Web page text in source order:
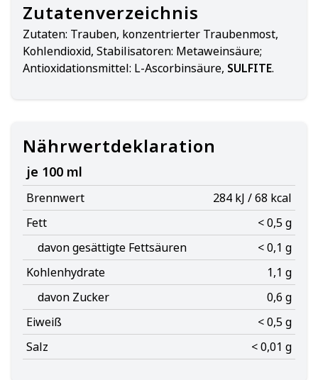
Zutatenverzeichnis
Zutaten: Trauben, konzentrierter Traubenmost,
Kohlendioxid, Stabilisatoren: Metaweinsäure;
Antioxidationsmittel: L-Ascorbinsäure, SULFITE.
Nährwertdeklaration
je 100 ml
Brennwert
284 kJ / 68 kcal
Fett
< 0,5 g
davon gesättigte Fettsäuren
< 0,1 g
Kohlenhydrate
1,1 g
davon Zucker
0,6 g
Eiweiß
< 0,5 g
Salz
< 0,01 g